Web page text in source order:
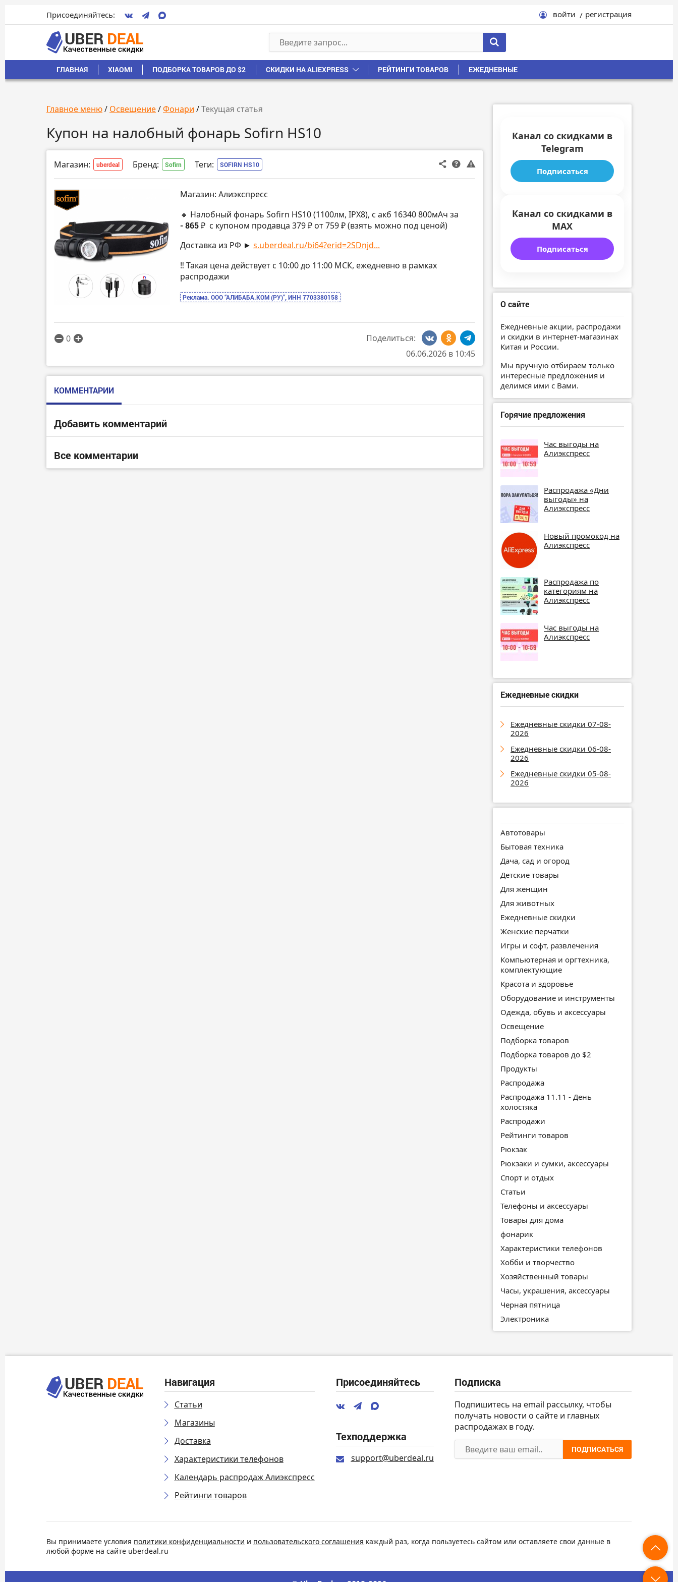
Присоединяйтесь: войти регистрация
ГЛАВНАЯ XIAOMI ПОДБОРКА ТОВАРОВ ДО $2 СКИДКИ НА ALIEXPRESS РЕЙТИНГИ ТОВАРОВ ЕЖЕДНЕВНЫЕ
Главное меню/ Освещение/Фонари /Текущая статья
Купон на налобный фонарь Sofirn HS10
Магазин: uberdeal Бренд: Sofirn Теги: SOFIRN HS10
Магазин: Алиэкспресс
🔸 Налобный фонарь Sofirn HS10 (1100лм, IPX8), с акб 16340 800мАч за
- 865 ₽ с купоном продавца 379 ₽ от 759 ₽ (взять можно под ценой)
Доставка из РФ ► s.uberdeal.ru/bi64?erid=2SDnjd...
‼️ Такая цена действует с 10:00 до 11:00 МСК, ежедневно в рамках
распродажи
Реклама. ООО “АЛИБАБА.КОМ (РУ)”, ИНН 7703380158
0
Поделиться:
06.06.2026 в 10:45
КОММЕНТАРИИ
Добавить комментарий
Все комментарии
Канал со скидками в
Telegram
Подписаться
Канал со скидками в
MAX
Подписаться
О сайте
Ежедневные акции, распродажи
и скидки в интернет-магазинах
Китая и России.
Мы вручную отбираем только
интересные предложения и
делимся ими с Вами.
Горячие предложения
Час выгоды на
Алиэкспресс
Распродажа «Дни
выгоды» на
Алиэкспресс
Новый промокод на
Алиэкспресс
Распродажа по
категориям на
Алиэкспресс
Час выгоды на
Алиэкспресс
Ежедневные скидки
Ежедневные скидки 07-08-
2026
Ежедневные скидки 06-08-
2026
Ежедневные скидки 05-08-
2026
Автотовары
Бытовая техника
Дача, сад и огород
Детские товары
Для женщин
Для животных
Ежедневные скидки
Женские перчатки
Игры и софт, развлечения
Компьютерная и оргтехника,
комплектующие
Красота и здоровье
Оборудование и инструменты
Одежда, обувь и аксессуары
Освещение
Подборка товаров
Подборка товаров до $2
Продукты
Распродажа
Распродажа 11.11 - День
холостяка
Распродажи
Рейтинги товаров
Рюкзак
Рюкзаки и сумки, аксессуары
Спорт и отдых
Статьи
Телефоны и аксессуары
Товары для дома
фонарик
Характеристики телефонов
Хобби и творчество
Хозяйственный товары
Часы, украшения, аксессуары
Черная пятница
Электроника
Навигация
Статьи
Магазины
Доставка
Характеристики телефонов
Календарь распродаж Алиэкспресс
Рейтинги товаров
Присоединяйтесь
Техподдержка
support@uberdeal.ru
Подписка
Подпишитесь на email рассылку, чтобы
получать новости о сайте и главных
распродажах в году.
ПОДПИСАТЬСЯ
Вы принимаете условия политики конфиденциальности и пользовательского соглашения каждый раз, когда пользуетесь сайтом или оставляете свои данные в
любой форме на сайте uberdeal.ru